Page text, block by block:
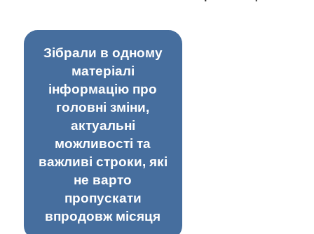
Зібрали в одному
матеріалі
інформацію про
головні зміни,
актуальні
можливості та
важливі строки, які
не варто
пропускати
впродовж місяця